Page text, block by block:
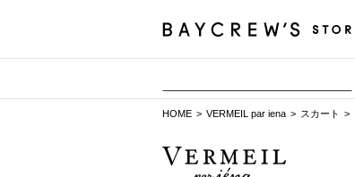
HOME VERMEIL par iena スカート